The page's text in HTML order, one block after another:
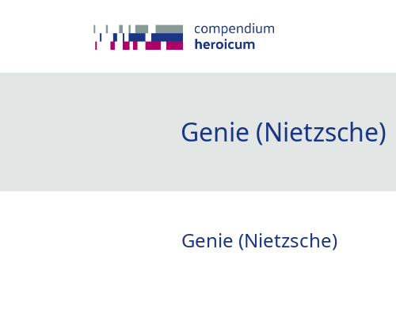
Genie (Nietzsche)
Genie (Nietzsche)